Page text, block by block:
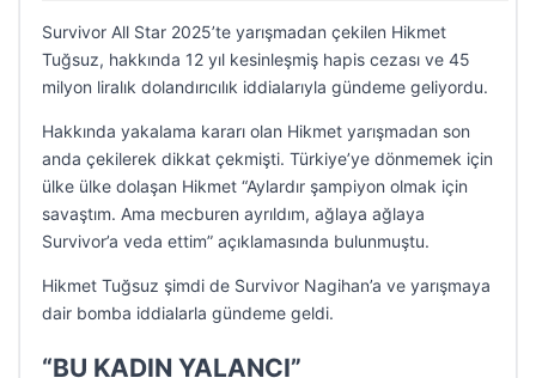
Survivor All Star 2025’te yarışmadan çekilen Hikmet
Tuğsuz, hakkında 12 yıl kesinleşmiş hapis cezası ve 45
milyon liralık dolandırıcılık iddialarıyla gündeme geliyordu.
Hakkında yakalama kararı olan Hikmet yarışmadan son
anda çekilerek dikkat çekmişti. Türkiye’ye dönmemek için
ülke ülke dolaşan Hikmet “Aylardır şampiyon olmak için
savaştım. Ama mecburen ayrıldım, ağlaya ağlaya
Survivor’a veda ettim” açıklamasında bulunmuştu.
Hikmet Tuğsuz şimdi de Survivor Nagihan’a ve yarışmaya
dair bomba iddialarla gündeme geldi.
“BU KADIN YALANCI”